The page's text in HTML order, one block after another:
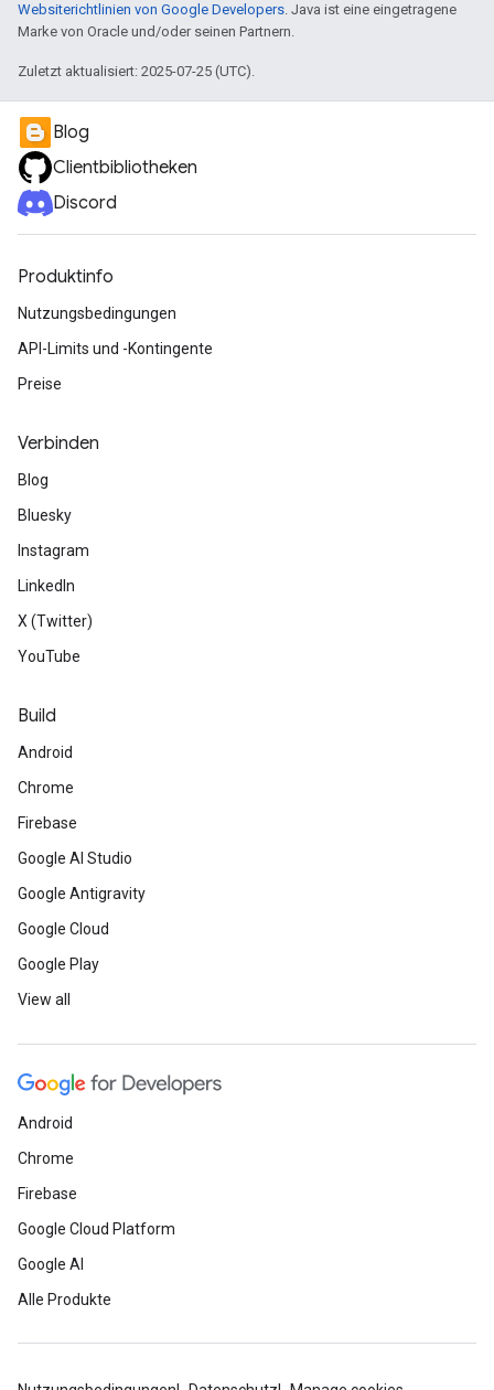
Websiterichtlinien von Google Developers. Java ist eine eingetragene
Marke von Oracle und/oder seinen Partnern.
Zuletzt aktualisiert: 2025-07-25 (UTC).
Blog
Clientbibliotheken
Discord
Produktinfo
Nutzungsbedingungen
API-Limits und -Kontingente
Preise
Verbinden
Blog
Bluesky
Instagram
LinkedIn
X (Twitter)
YouTube
Build
Android
Chrome
Firebase
Google AI Studio
Google Antigravity
Google Cloud
Google Play
View all
Android
Chrome
Firebase
Google Cloud Platform
Google AI
Alle Produkte